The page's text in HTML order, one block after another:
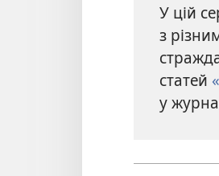
У цій
з
статей
у